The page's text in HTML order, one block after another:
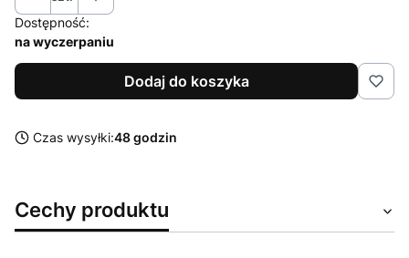
Dostępność:
na wyczerpaniu
Dodaj do koszyka
Czas wysyłki:48 godzin
Cechy produktu